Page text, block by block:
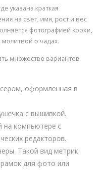
указана краткая
на свет, имя, рост и вес
фотографией крохи,
о чадах.
множество вариантов
оформленная в
с вышивкой.
на компьютере с
редакторов.
Такой вид метрик
для фото или